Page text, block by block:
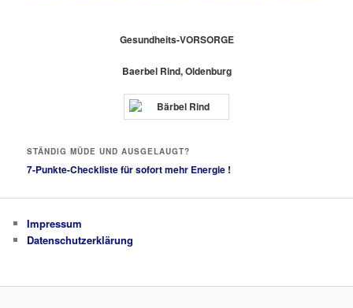
Gesundheits-VORSORGE
Baerbel Rind, Oldenburg
STÄNDIG MÜDE UND AUSGELAUGT?
7-Punkte-Checkliste für sofort mehr Energie !
Impressum
Datenschutzerklärung